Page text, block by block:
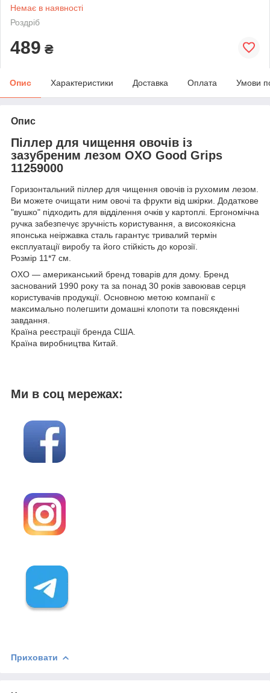
Немає в наявності
Роздріб
489 ₴
Опис Характеристики Доставка Оплата Умови
Опис
Піллер для чищення овочів із
зазубреним лезом OXO Good Grips
11259000
Горизонтальний піллер для чищення овочів із рухомим лезом.
Ви можете очищати ним овочі та фрукти від шкірки. Додаткове
"вушко" підходить для відділення очків у картоплі. Ергономічна
ручка забезпечує зручність користування, а високоякісна
японська неіржавка сталь гарантує тривалий термін
експлуатації виробу та його стійкість до корозії.
Розмір 11*7 см.
OXO — американський бренд товарів для дому. Бренд
заснований 1990 року та за понад 30 років завоював серця
користувачів продукції. Основною метою компанії є
максимально полегшити домашні клопоти та повсякденні
завдання.
Країна реєстрації бренда США.
Країна виробництва Китай.
Ми в соц мережах:
Приховати